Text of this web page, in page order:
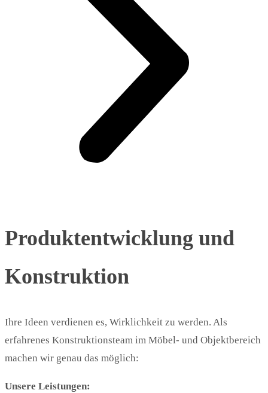
Produktentwicklung und
Konstruktion
Ihre Ideen verdienen es, Wirklichkeit zu werden. Als
erfahrenes Konstruktionsteam im Möbel- und Objektbereich
machen wir genau das möglich:
Unsere Leistungen: